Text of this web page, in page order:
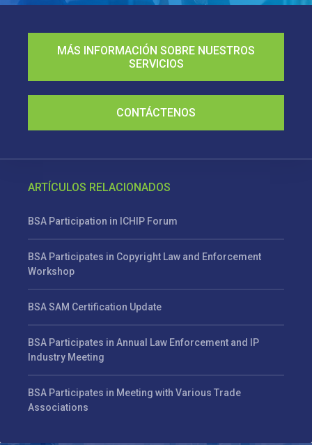
MÁS INFORMACIÓN SOBRE NUESTROS
SERVICIOS
CONTÁCTENOS
ARTÍCULOS RELACIONADOS
BSA Participation in ICHIP Forum
BSA Participates in Copyright Law and Enforcement
Workshop
BSA SAM Certification Update
BSA Participates in Annual Law Enforcement and IP
Industry Meeting
BSA Participates in Meeting with Various Trade
Associations